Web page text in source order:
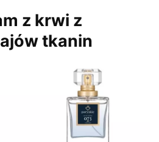
z krwi z
tkanin